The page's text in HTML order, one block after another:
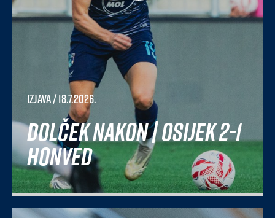
Izjava/ 18.7.2026.
Dolček nakon | Osijek 2-1
Honved